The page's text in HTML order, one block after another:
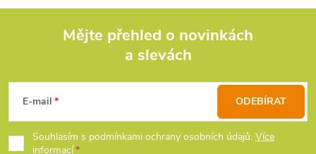
p
Mějte přehled o novinkách
a slevách
E-mail
Souhlasím s podmínkami ochrany osobních údajů. Více
informací
ODEBÍRAT